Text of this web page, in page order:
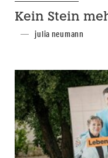
Kein Stein
julia neumann